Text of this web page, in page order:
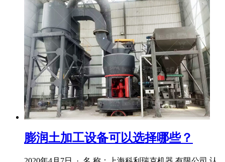
膨润土加工设备可以选择哪些？